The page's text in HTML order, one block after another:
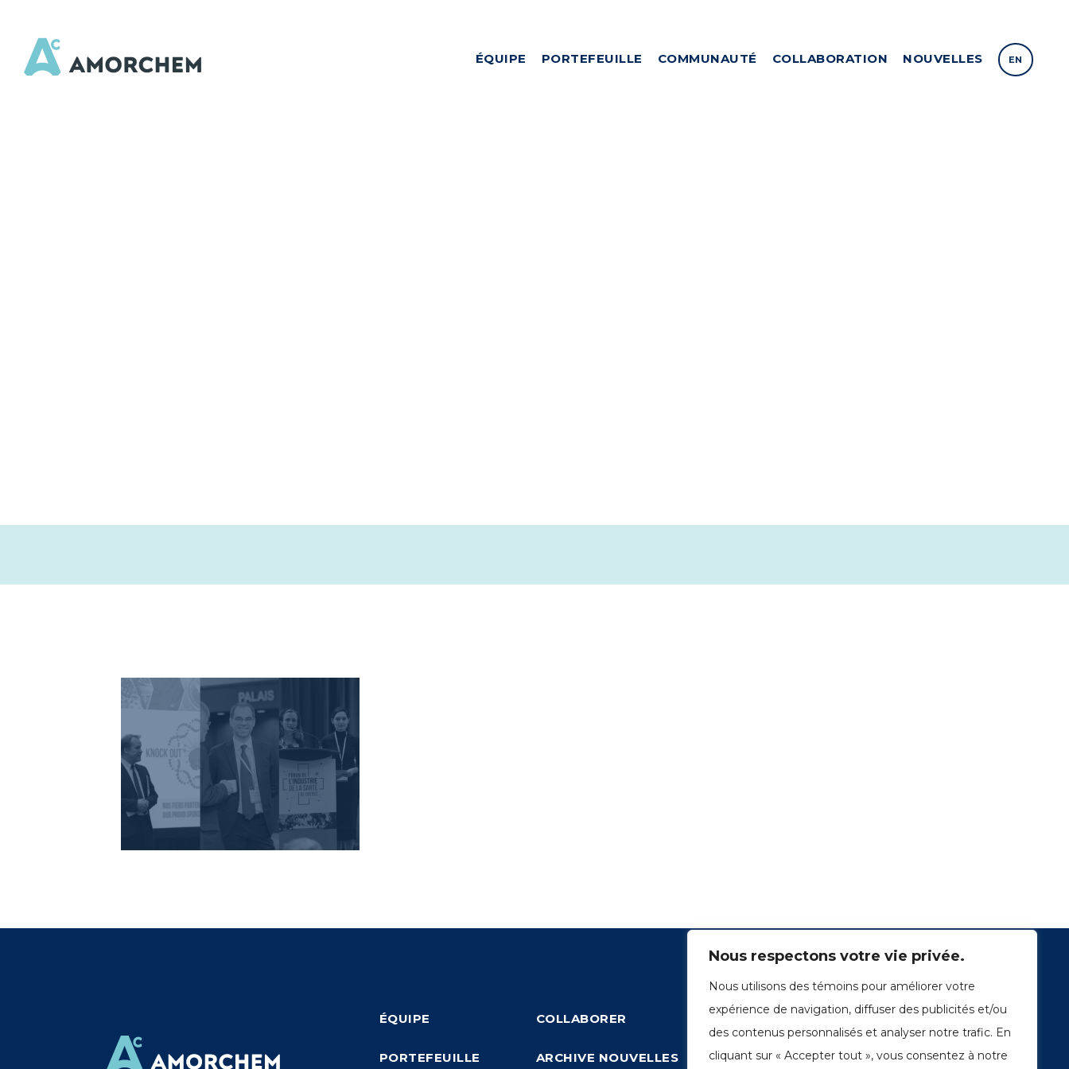
Nous respectons votre vie privée.
Nous utilisons des témoins pour améliorer votre
expérience de navigation, diffuser des publicités et/ou
des contenus personnalisés et analyser notre trafic. En
cliquant sur « Accepter tout », vous consentez à notre
ÉQUIPE PORTEFEUILLE COMMUNAUTÉ COLLABORATION NOUVELLES EN
ÉQUIPE
PORTEFEUILLE
COLLABORER
ARCHIVE NOUVELLES
1249, rue du Sussex, unité 1078